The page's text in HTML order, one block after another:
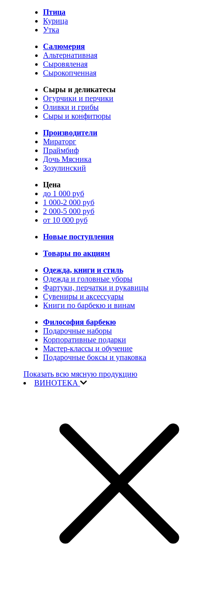
Птица
Курица
Утка
Салюмерия
Альтернативная
Сыровяленая
Сырокопченная
Сыры и деликатесы
Огурчики и перчики
Оливки и грибы
Сыры и конфитюры
Производители
Мираторг
Праймбиф
Дочь Мясника
Зозулинский
Цена
до 1 000 руб
1 000-2 000 руб
2 000-5 000 руб
от 10 000 руб
Новые поступления
Товары по акциям
Одежда, книги и стиль
Одежда и головные уборы
Фартуки, перчатки и рукавицы
Сувениры и аксессуары
Книги по барбекю и винам
Философия барбекю
Подарочные наборы
Корпоративные подарки
Мастер-классы и обучение
Подарочные боксы и упаковка
Показать всю мясную продукцию
ВИНОТЕКА